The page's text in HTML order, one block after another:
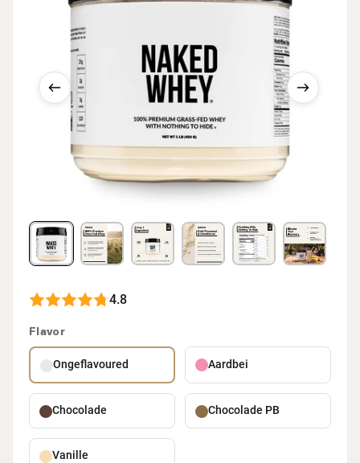
4.8
Flavor
Ongeflavoured Aardbei
Chocolade Chocolade PB
Vanille